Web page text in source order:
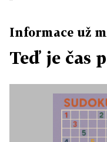
Informace už
Teď je čas